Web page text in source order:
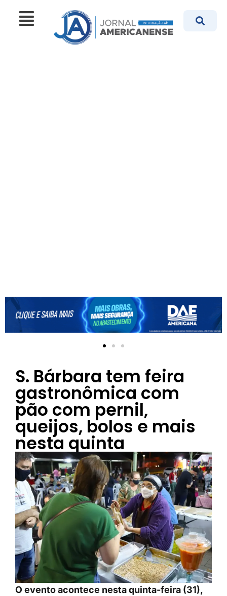
S. Bárbara tem feira
gastronômica com
pão com pernil,
queijos, bolos e mais
nesta quinta
O evento acontece nesta quinta-feira (31),